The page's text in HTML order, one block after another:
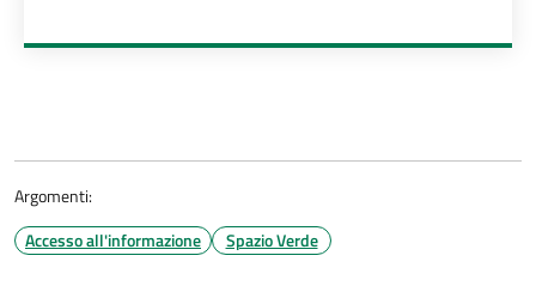
Argomenti:
Accesso all'informazione
Spazio Verde